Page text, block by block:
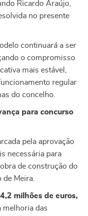
Ricardo Araújo,
no presente
continuará a ser
o compromisso
mais estável,
regular
do concelho.
para concurso
pela aprovação
necessária para
de construção do
de Meira.
4,2 milhões de euros,
melhoria das